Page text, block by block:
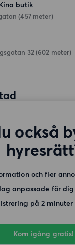
butik
(457 meter)
32 (602 meter)
också
och fler
anpassade för dig
på 2 minuter
Kom igång gratis!